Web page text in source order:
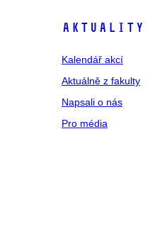
Aktuality
Kalendář akcí
Aktuálně z fakulty
Napsali o nás
Pro média